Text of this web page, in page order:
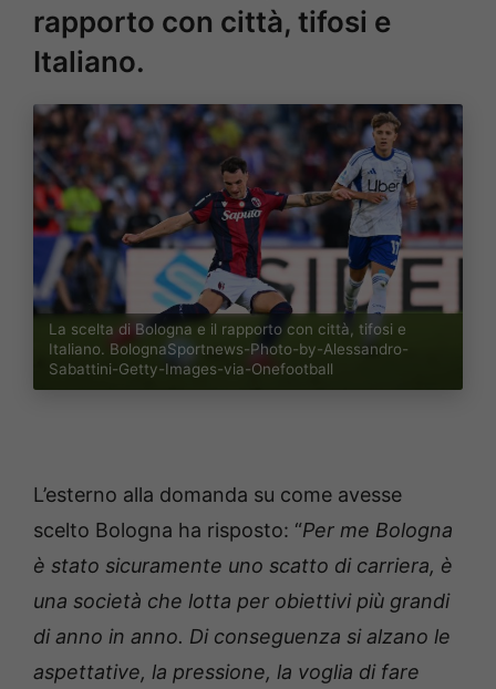
rapporto con città, tifosi e
Italiano.
La scelta di Bologna e il rapporto con città, tifosi e
Italiano. BolognaSportnews-Photo-by-Alessandro-
Sabattini-Getty-Images-via-Onefootball
L’esterno alla domanda su come avesse
scelto Bologna ha risposto: “Per me Bologna
è stato sicuramente uno scatto di carriera, è
una società che lotta per obiettivi più grandi
di anno in anno. Di conseguenza si alzano le
aspettative, la pressione, la voglia di fare